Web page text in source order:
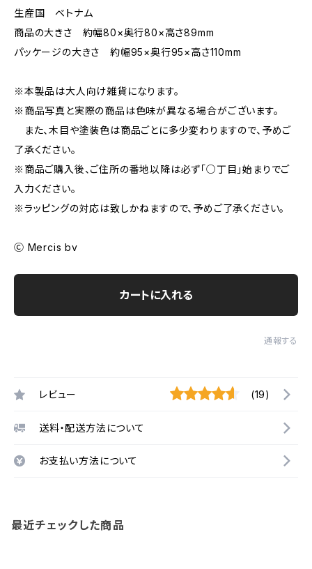
生産国 ベトナム
商品の大きさ 約幅80×奥行80×高さ89mm
パッケージの大きさ 約幅95×奥行95×高さ110mm
※本製品は大人向け雑貨になります。
※商品写真と実際の商品は色味が異なる場合がございます。
また、木目や塗装色は商品ごとに多少変わりますので、予めご
了承ください。
※商品ご購入後、ご住所の番地以降は必ず「○丁目」始まりでご
入力ください。
※ラッピングの対応は致しかねますので、予めご了承ください。
Ⓒ Mercis bv
カートに入れる
通報する
レビュー (19)
送料・配送方法について
お支払い方法について
最近チェックした商品